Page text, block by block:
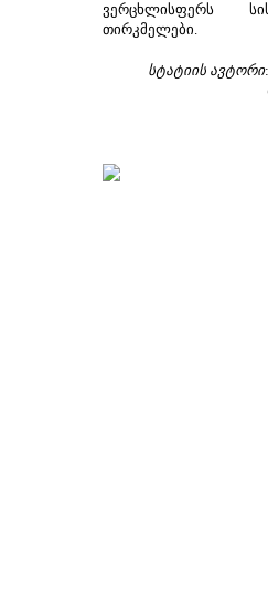
ვერცხლისფერს
თირკმელები.
სტატიის ავტორი: